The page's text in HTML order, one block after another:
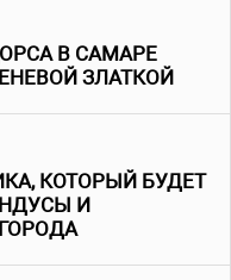
В САМАРЕ
ЗЛАТКОЙ
КОТОРЫЙ БУДЕТ
И